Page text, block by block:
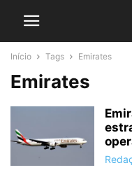
Início Tags Emirates
Emirates